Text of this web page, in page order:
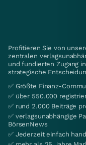
Profitieren Sie von
zentralen
und fundierten Zugang
strategische
✅ Größte Finanz-
✅ über 550.000
✅ rund 2.000 Beiträge
✅ verlagsunabhängige
BörsenNews
✅ Jederzeit einfach